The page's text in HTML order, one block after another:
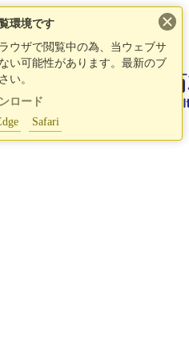
環境です
ウザで閲覧中の為、当ウェブサ
い可能性があります。最新のブ
い。
ロード
Safari